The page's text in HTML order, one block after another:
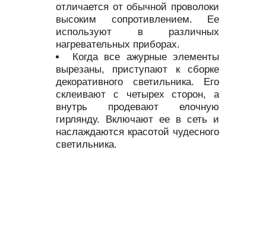
отличается от обычной проволоки
высоким сопротивлением. Ее
используют в различных
нагревательных приборах.
Когда все ажурные элементы
вырезаны, приступают к сборке
декоративного светильника. Его
склеивают с четырех сторон, а
внутрь продевают елочную
гирлянду. Включают ее в сеть и
наслаждаются красотой чудесного
светильника.